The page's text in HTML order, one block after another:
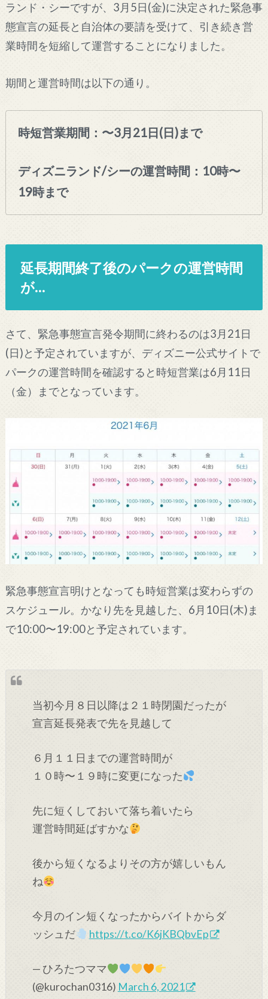
ランド・シーですが、3月5日(金)に決定された緊急事
態宣言の延長と自治体の要請を受けて、引き続き営
業時間を短縮して運営することになりました。
期間と運営時間は以下の通り。
時短営業期間：〜3月21日(日)まで
ディズニランド/シーの運営時間：10時〜
19時まで
延長期間終了後のパークの運営時間
が…
さて、緊急事態宣言発令期間に終わるのは3月21日
(日)と予定されていますが、ディズニー公式サイトで
パークの運営時間を確認すると時短営業は6月11日
（金）までとなっています。
緊急事態宣言明けとなっても時短営業は変わらずの
スケジュール。かなり先を見越した、6月10日(木)ま
で10:00〜19:00と予定されています。
当初今月８日以降は２１時閉園だったが
宣言延長発表で先を見越して
６月１１日までの運営時間が
１０時〜１９時に変更になった
先に短くしておいて落ち着いたら
運営時間延ばすかな
後から短くなるよりその方が嬉しいもん
ね
今月のイン短くなったからバイトからダ
ッシュだ
https://t.co/K6jKBQbvEp
— ひろたつママ
(@kurochan0316) March 6, 2021